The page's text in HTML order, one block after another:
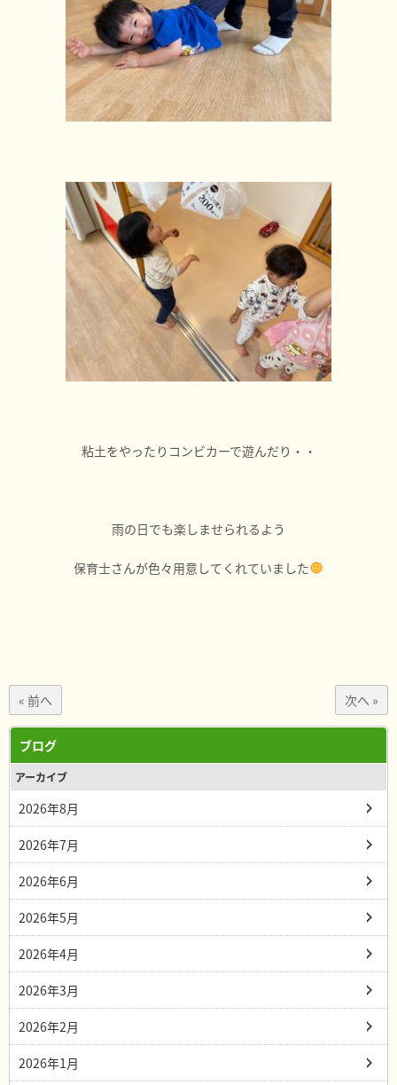
粘土をやったりコンビカーで遊んだり・・
雨の日でも楽しませられるよう
保育士さんが色々用意してくれていました
« 前へ 次へ »
ブログ
アーカイブ
2026年8月
2026年7月
2026年6月
2026年5月
2026年4月
2026年3月
2026年2月
2026年1月